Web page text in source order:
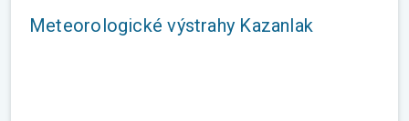
Meteorologické výstrahy Kazanlak